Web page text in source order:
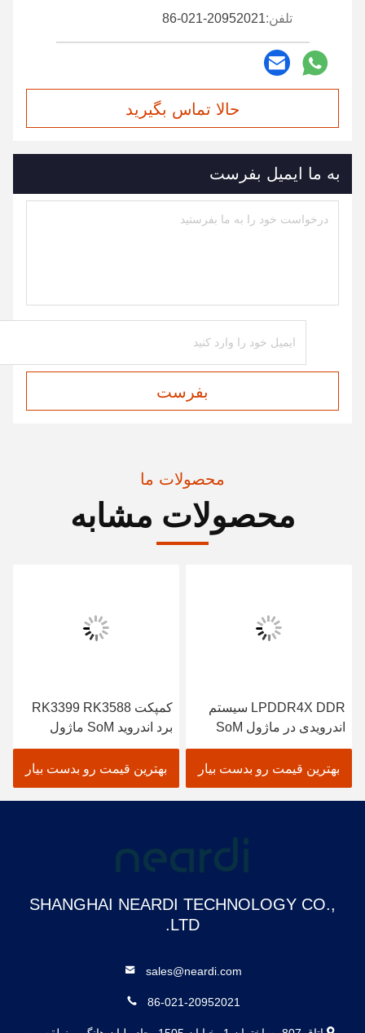
تلفن:86-021-20952021
حالا تماس بگیرید
به ما ایمیل بفرست
بفرست
محصولات ما
محصولات مشابه
LPDDR4X DDR سیستم
اندرویدی در ماژول SoM
RK3399Pro سفارشی
بهترین قیمت رو بدست بیار
کمپکت RK3399 RK3588
برد اندروید SoM ماژول
Cortex A55 CPU
بهترین قیمت رو بدست بیار
SHANGHAI NEARDI TECHNOLOGY CO.,
LTD.
sales@neardi.com
86-021-20952021